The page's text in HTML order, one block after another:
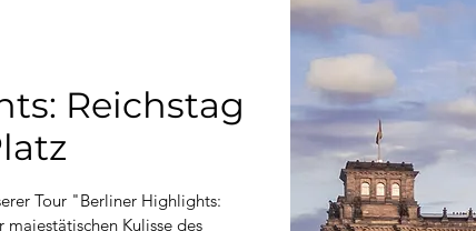
Reichstag
Tour "Berliner Highlights:
Kulisse des